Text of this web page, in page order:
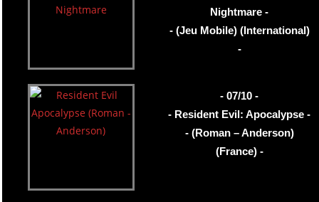
Nightmare -
- (Jeu Mobile) (International)
-
- 07/10 -
- Resident Evil: Apocalypse -
- (Roman – Anderson)
(France) -